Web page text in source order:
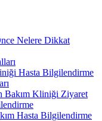
Nelere Dikkat
Hasta Bilgilendirme
Bakım Kliniği Ziyaret
Hasta Bilgilendirme